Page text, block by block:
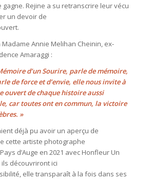
gagne. Rejine a su retranscrire leur vécu
un devoir de
Madame Annie Melihan Cheinin, ex-
Amaraggi :
d’un Sourire, parle de mémoire,
de force et d’envie, elle nous invite à
ouvert de chaque histoire aussi
car toutes ont en commun, la victoire
»
déjà pu avoir un aperçu de
cette artiste photographe
d’Auge en 2021 avec Honfleur Un
découvriront ici
elle transparaît à la fois dans ses